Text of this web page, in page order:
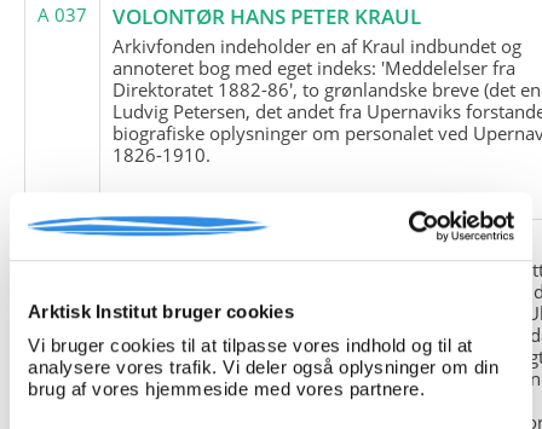
Arktisk Institut bruger cookies
Vi bruger cookies til at tilpasse vores indhold og til at
analysere vores trafik. Vi deler også oplysninger om din
brug af vores hjemmeside med vores partnere.
A 037
VOLONTØR HANS PETER KRAUL
Arkivfonden indeholder en af Kraul indbundet og
annoteret bog med eget indeks: 'Meddelelser fra
Direktoratet 1882-86', to grønlandske breve (det
Ludvig Petersen, det andet fra Upernaviks
biografiske oplysninger om personalet ved
1826-1910.
A 038
FRIEDRICH LITTMANN
Denne arkivfond indeholder en kopi af Friedrich
upublicerede erindringer. Originalen befinder sig i
tyske historiker Franz Selingers privatarkiv i byen
Tyskland. Friedrich Littmann var en af de tyske
der var med i vejrstationen "Holzauge" i Hansa
Nordøstgrønland under Anden Verdenskrig.
"Holzauge" blev opdaget af Nordøstgrønlands
Slædepatrulje med Eli Knudsen som medlem og